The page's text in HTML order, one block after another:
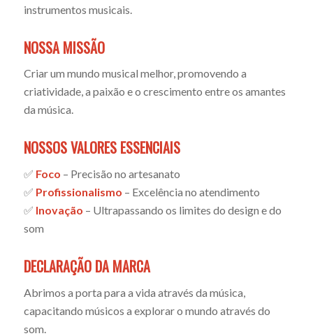
instrumentos musicais.
NOSSA MISSÃO
Criar um mundo musical melhor, promovendo a
criatividade, a paixão e o crescimento entre os amantes
da música.
NOSSOS VALORES ESSENCIAIS
✅ Foco – Precisão no artesanato
✅ Profissionalismo – Excelência no atendimento
✅ Inovação – Ultrapassando os limites do design e do
som
DECLARAÇÃO DA MARCA
Abrimos a porta para a vida através da música,
capacitando músicos a explorar o mundo através do
som.